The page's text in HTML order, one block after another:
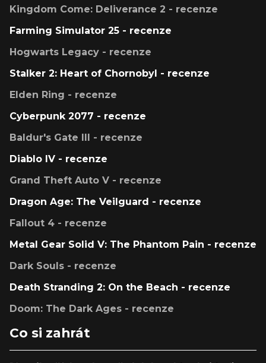
Kingdom Come: Deliverance 2 - recenze
Farming Simulator 25 - recenze
Hogwarts Legacy - recenze
Stalker 2: Heart of Chornobyl - recenze
Elden Ring - recenze
Cyberpunk 2077 - recenze
Baldur's Gate III - recenze
Diablo IV - recenze
Grand Theft Auto V - recenze
Dragon Age: The Veilguard - recenze
Fallout 4 - recenze
Metal Gear Solid V: The Phantom Pain - recenze
Dark Souls - recenze
Death Stranding 2: On the Beach - recenze
Doom: The Dark Ages - recenze
Co si zahrát